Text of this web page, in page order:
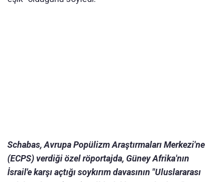
Schabas, Avrupa Popülizm Araştırmaları Merkezi'ne
(ECPS) verdiği özel röportajda, Güney Afrika'nın
İsrail'e karşı açtığı soykırım davasının "Uluslararası